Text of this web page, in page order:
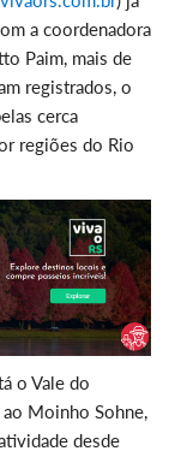
a coordenadora
Paim, mais de
registrados, o
cerca
regiões do Rio
o Vale do
Moinho Sohne,
desde